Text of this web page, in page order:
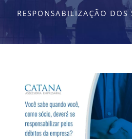
RESPONSABILIZAÇÃO DOS